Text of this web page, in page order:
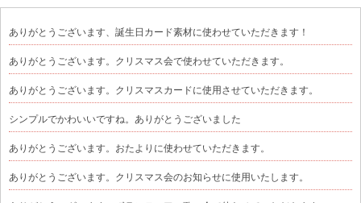
ありがとうございます、誕生日カード素材に使わせていただきます！
ありがとうございます。クリスマス会で使わせていただきます。
ありがとうございます。クリスマスカードに使用させていただきます。
シンプルでかわいいですね。ありがとうございました
ありがとうございます。おたよりに使わせていただきます。
ありがとうございます。クリスマス会のお知らせに使用いたします。